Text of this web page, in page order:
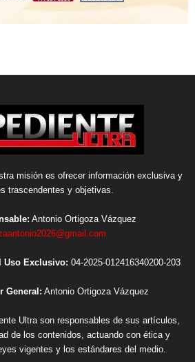
misión es ofrecer información exclusiva y
trascendentes y objetivas.
Antonio Ortigoza Vázquez
Uso Exclusivo: 04-2025-012416340200-203
General: Antonio Ortigoza Vázquez
Ultra son responsables de sus artículos,
de los contenidos, actuando con ética y
vigentes y los estándares del medio.